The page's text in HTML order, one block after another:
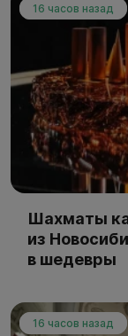
16 часов назад
Шахматы
из
в шедевры
16 часов назад